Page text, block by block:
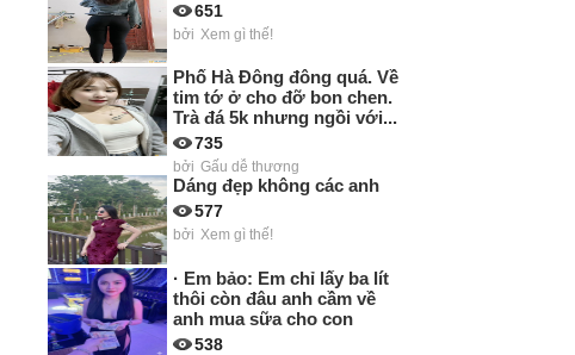
651
bởi Xem gì thế!
Phố Hà Đông đông quá. Về
tim tớ ở cho đỡ bon chen.
Trà đá 5k nhưng ngồi với...
735
bởi Gấu dễ thương
Dáng đẹp không các anh
577
bởi Xem gì thế!
· Em bảo: Em chỉ lấy ba lít
thôi còn đâu anh cầm về
anh mua sữa cho con
538